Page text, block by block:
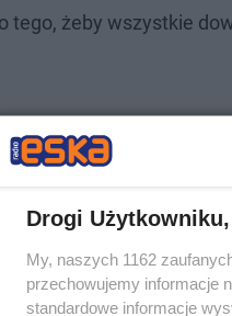
tego, żeby wszystkie
Drogi Użytkowniku,
My, naszych 1162
przechowujemy informacje
standardowe informacje